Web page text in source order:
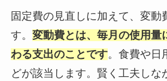
固定費の見直しに加えて、変動
す。 変動費とは、毎月の使用量
わる支出のことです。食費や日
どが該当します。賢く工夫しな